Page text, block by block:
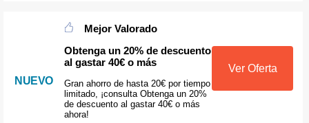
NUEVO
Mejor Valorado
Obtenga un 20% de descuento
al gastar 40€ o más
Gran ahorro de hasta 20€ por tiempo
limitado, ¡consulta Obtenga un 20%
de descuento al gastar 40€ o más
ahora!
Ver Oferta